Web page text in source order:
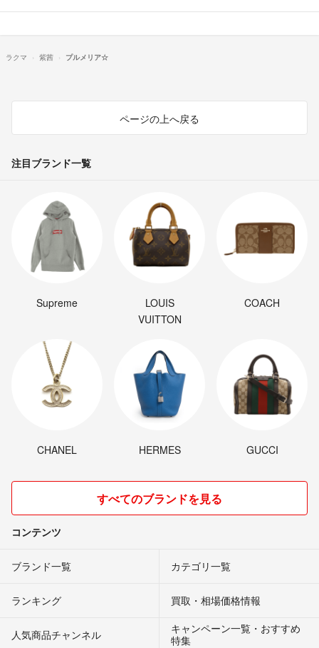
ラクマ 紫茜 プルメリア☆
ページの上へ戻る
注目ブランド一覧
Supreme
LOUIS
VUITTON
COACH
CHANEL HERMES GUCCI
すべてのブランドを見る
コンテンツ
ブランド一覧 カテゴリ一覧
ランキング 買取・相場価格情報
人気商品チャンネル
キャンペーン一覧・おすすめ
特集